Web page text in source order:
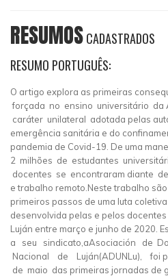
RESUMOSCADASTRADOS
RESUMO PORTUGUÊS:
O artigo explora as primeiras
forçada no ensino universitário da
caráter unilateral adotada pelas
emergência sanitária e do
pandemia de Covid-19. De uma
2 milhões de estudantes
docentes se encontraram diante
e trabalho remoto.Neste trabalho
primeiros passos de uma luta
desenvolvida pelas e pelos
Luján entre março e junho de 2020.
a seu sindicato,aAsociación de
Nacional de Luján(ADUNLu), foi
de maio das primeiras jornadas de